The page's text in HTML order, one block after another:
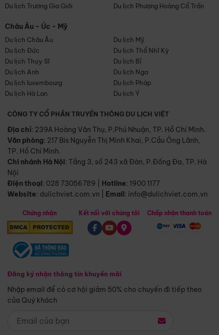
Du lịch Trương Gia Giới
Du lịch Phượng Hoàng Cổ Trấn
Châu Âu - Úc - Mỹ
Du lịch Châu Âu
Du lịch Mỹ
Du lịch Đức
Du lịch Thổ Nhĩ Kỳ
Du lịch Thụy Sĩ
Du lịch Bỉ
Du lịch Anh
Du lịch Nga
Du lịch luxembourg
Du lịch Pháp
Du lịch Hà Lan
Du lịch Ý
CÔNG TY CỔ PHẦN TRUYỀN THÔNG DU LỊCH VIỆT
Địa chỉ: 239A Hoàng Văn Thụ, P.Phú Nhuận, TP. Hồ Chí Minh.
Văn phòng: 217 Bis Nguyễn Thị Minh Khai, P.Cầu Ông Lãnh,
TP. Hồ Chí Minh.
Chi nhánh Hà Nội: Tầng 3, số 243 xã Đàn, P.Đống Đa, TP. Hà
Nội
Điện thoại: 028 73056789 Hotline: 1900 1177
Website: dulichviet.com.vn Email: info@dulichviet.com.vn
Chứng nhận
Đăng ký nhận thông tin khuyến mãi
Nhập email để có cơ hội giảm 50% cho chuyến đi tiếp theo
của Quý khách
Kết nối với chúng tôi Chấp nhận thanh toán